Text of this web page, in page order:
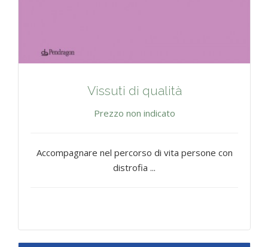
Vissuti di qualità
Prezzo non indicato
Accompagnare nel percorso di vita persone con
distrofia ...